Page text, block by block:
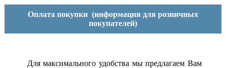
Оплата покупки (информация для розничных
покупателей)
Для максимального удобства мы предлагаем Вам